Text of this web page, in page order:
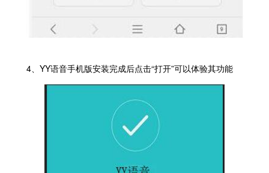
4、YY语音手机版安装完成后点击“打开”可以体验其功能